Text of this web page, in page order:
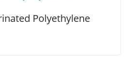
Polyethylene